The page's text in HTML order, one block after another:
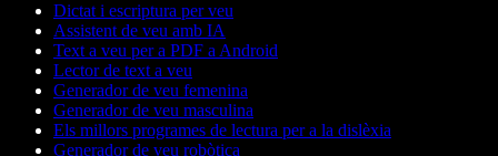
Dictat i escriptura per veu
Assistent de veu amb IA
Text a veu per a PDF a Android
Lector de text a veu
Generador de veu femenina
Generador de veu masculina
Els millors programes de lectura per a la dislèxia
Generador de veu robòtica